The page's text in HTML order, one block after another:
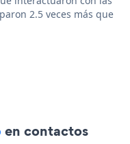
2.5 veces más que
en contactos